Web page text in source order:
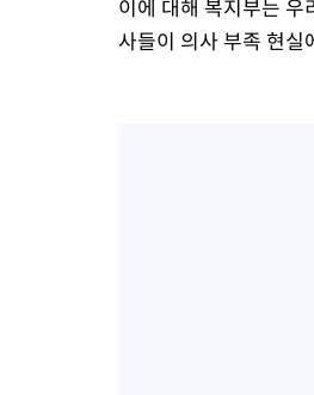
이에 대해 복지부는
사들이 의사 부족 현